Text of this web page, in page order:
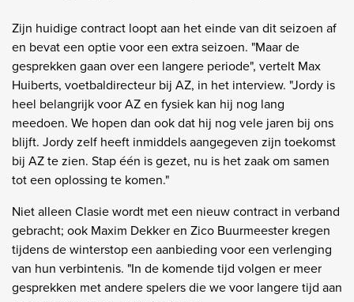
Zijn huidige contract loopt aan het einde van dit seizoen af
en bevat een optie voor een extra seizoen. "Maar de
gesprekken gaan over een langere periode", vertelt Max
Huiberts, voetbaldirecteur bij AZ, in het interview. "Jordy is
heel belangrijk voor AZ en fysiek kan hij nog lang
meedoen. We hopen dan ook dat hij nog vele jaren bij ons
blijft. Jordy zelf heeft inmiddels aangegeven zijn toekomst
bij AZ te zien. Stap één is gezet, nu is het zaak om samen
tot een oplossing te komen."
Niet alleen Clasie wordt met een nieuw contract in verband
gebracht; ook Maxim Dekker en Zico Buurmeester kregen
tijdens de winterstop een aanbieding voor een verlenging
van hun verbintenis. "In de komende tijd volgen er meer
gesprekken met andere spelers die we voor langere tijd aan